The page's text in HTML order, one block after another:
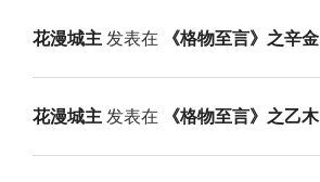
花漫城主发表在 《格物至言》之辛金
花漫城主发表在 《格物至言》之乙木